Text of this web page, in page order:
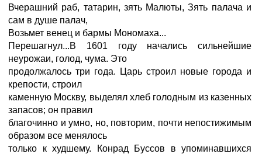
Вчерашний раб, татарин, зять Малюты, Зять палача и
сам в душе палач,
Возьмет венец и бармы Мономаха...
Перешагнул...В 1601 году начались сильнейшие
неурожаи, голод, чума. Это
продолжалось три года. Царь строил новые города и
крепости, строил
каменную Москву, выделял хлеб голодным из казенных
запасов; он правил
благочинно и умно, но, повторим, почти непостижимым
образом все менялось
только к худшему. Конрад Буссов в упоминавшихся